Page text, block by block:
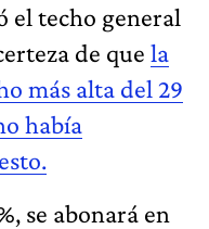
el techo general
de que la
más alta del 29
había
se abonará en